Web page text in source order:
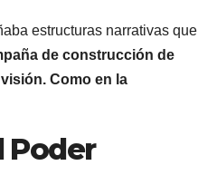
estructuras narrativas que
de construcción de
Como en la
Poder